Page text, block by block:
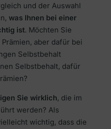
und der Auswahl
was Ihnen bei einer
ist. Möchten Sie
aber dafür bei
Selbstbehalt
Selbstbehalt, dafür
Sie wirklich, die im
werden? Als
wichtig, dass die